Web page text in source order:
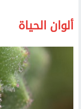
ألوان الحياة